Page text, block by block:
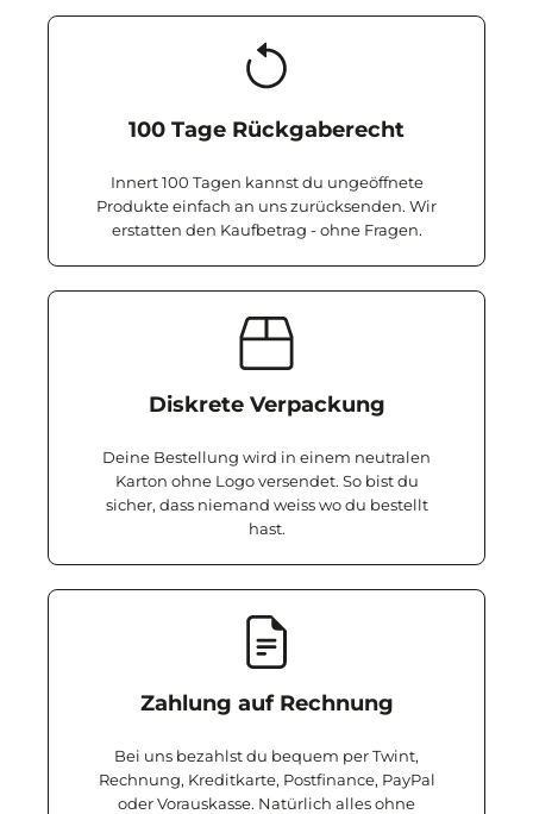
100 Tage Rückgaberecht
Innert 100 Tagen kannst du ungeöffnete
Produkte einfach an uns zurücksenden. Wir
erstatten den Kaufbetrag - ohne Fragen.
Diskrete Verpackung
Deine Bestellung wird in einem neutralen
Karton ohne Logo versendet. So bist du
sicher, dass niemand weiss wo du bestellt
hast.
Zahlung auf Rechnung
Bei uns bezahlst du bequem per Twint,
Rechnung, Kreditkarte, Postfinance, PayPal
oder Vorauskasse. Natürlich alles ohne